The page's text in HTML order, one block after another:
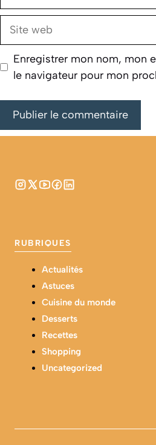
Site
Enregistrer mon nom, mon
le navigateur pour mon
RUBRIQUES
Actualités
Astuces
Cuisine du monde
Desserts
Recettes
Shopping
Uncategorized